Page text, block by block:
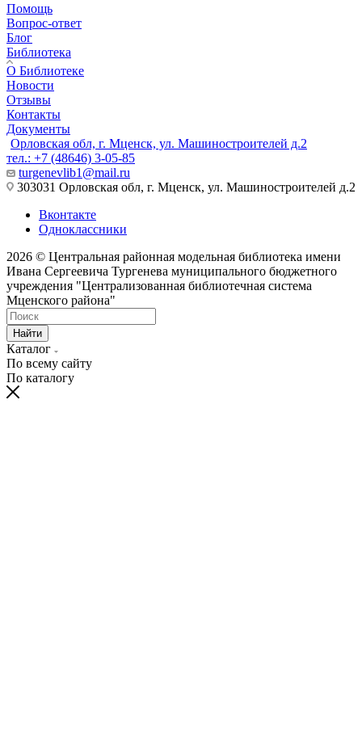
Помощь
Вопрос-ответ
Блог
Библиотека
О Библиотеке
Новости
Отзывы
Контакты
Документы
Орловская обл, г. Мценск, ул. Машиностроителей д.2
тел.: +7 (48646) 3-05-85
turgenevlib1@mail.ru
303031 Орловская обл, г. Мценск, ул. Машиностроителей д.2
Вконтакте
Одноклассники
2026 © Центральная районная модельная библиотека имени
Ивана Сергеевича Тургенева муниципального бюджетного
учреждения "Централизованная библиотечная система
Мценского района"
Найти
Каталог
По всему сайту
По каталогу